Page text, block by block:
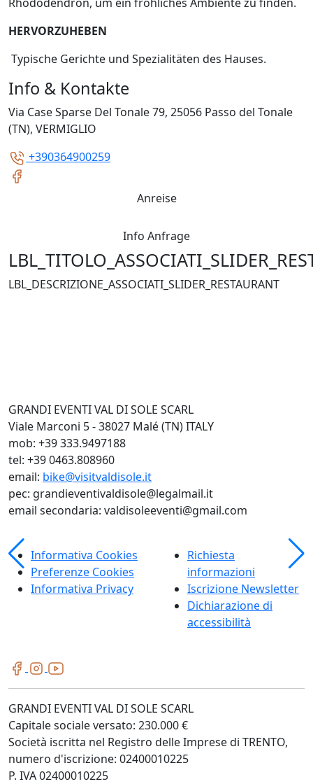
Info & Kontakte
Via Case Sparse Del Tonale 79, 25056 Passo del Tonale
(TN), VERMIGLIO
+390364900259
Anreise
Info Anfrage
HERVORZUHEBEN
Typische Gerichte und Spezialitäten des Hauses.
LBL_DESCRIZIONE_ASSOCIATI_SLIDER_RESTAURANT
GRANDI EVENTI VAL DI SOLE SCARL
Viale Marconi 5 - 38027 Malé (TN) ITALY
mob: +39 333.9497188
tel: +39 0463.808960
email: bike@visitvaldisole.it
pec: grandieventivaldisole@legalmail.it
email secondaria: valdisoleeventi@gmail.com
Informativa Cookies
Preferenze Cookies
Informativa Privacy
Richiesta
informazioni
Iscrizione Newsletter
Dichiarazione di
accessibilità
GRANDI EVENTI VAL DI SOLE SCARL
Capitale sociale versato: 230.000 €
Società iscritta nel Registro delle Imprese di TRENTO,
numero d'iscrizione: 02400010225
P. IVA 02400010225